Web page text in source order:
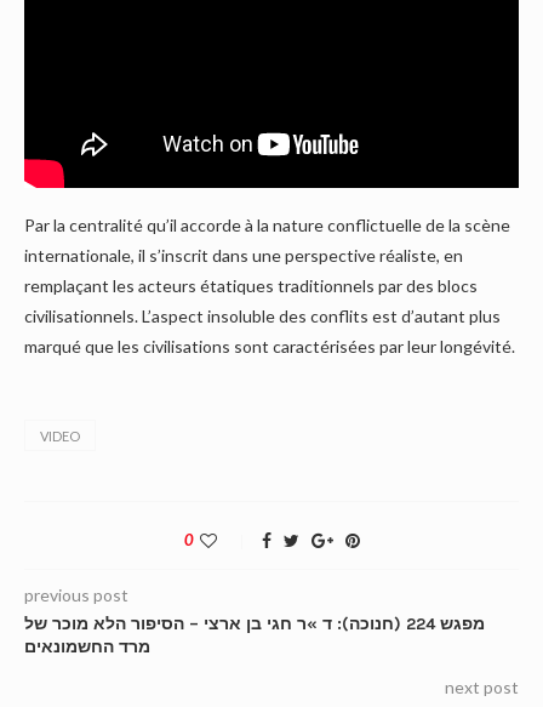
Par la centralité qu’il accorde à la nature conflictuelle de la scène
internationale, il s’inscrit dans une perspective réaliste, en
remplaçant les acteurs étatiques traditionnels par des blocs
civilisationnels. L’aspect insoluble des conflits est d’autant plus
marqué que les civilisations sont caractérisées par leur longévité.
VIDEO
0
previous post
מפגש 224 (חנוכה): ד »ר חגי בן ארצי – הסיפור הלא מוכר של
מרד החשמונאים
next post